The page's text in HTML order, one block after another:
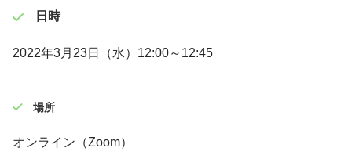
日時
2022年3月23日（水）12:00～12:45
場所
オンライン（Zoom）